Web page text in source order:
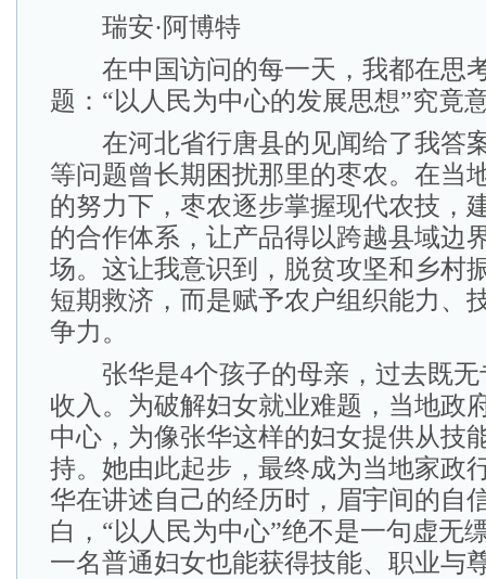
瑞安·阿博特
在中国访问的每一天，我都在思
题：“以人民为中心的发展思想”究竟
在河北省行唐县的见闻给了我答
等问题曾长期困扰那里的枣农。在当
的努力下，枣农逐步掌握现代农技，
的合作体系，让产品得以跨越县域边
场。这让我意识到，脱贫攻坚和乡村
短期救济，而是赋予农户组织能力、
争力。
张华是4个孩子的母亲，过去既无
收入。为破解妇女就业难题，当地政
中心，为像张华这样的妇女提供从技
持。她由此起步，最终成为当地家政
华在讲述自己的经历时，眉宇间的自
白，“以人民为中心”绝不是一句虚无
一名普通妇女也能获得技能、职业与